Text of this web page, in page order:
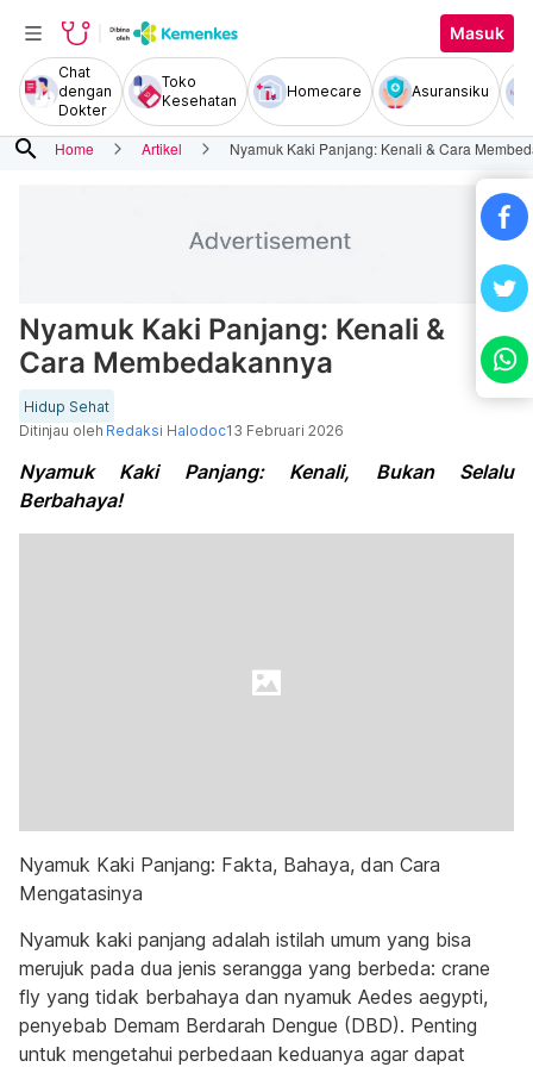
Masuk
Chat
dengan
Dokter
Toko
Kesehatan
Homecare Asuransiku
search Home Artikel Nyamuk Kaki Panjang: Kenali & Cara
Nyamuk Kaki Panjang: Kenali &
Cara Membedakannya
Hidup Sehat
Ditinjau oleh Redaksi Halodoc13 Februari 2026
Nyamuk Kaki Panjang: Kenali, Bukan Selalu
Berbahaya!
Nyamuk Kaki Panjang: Fakta, Bahaya, dan Cara
Mengatasinya
Nyamuk kaki panjang adalah istilah umum yang bisa
merujuk pada dua jenis serangga yang berbeda: crane
fly yang tidak berbahaya dan nyamuk Aedes aegypti,
penyebab Demam Berdarah Dengue (DBD). Penting
untuk mengetahui perbedaan keduanya agar dapat